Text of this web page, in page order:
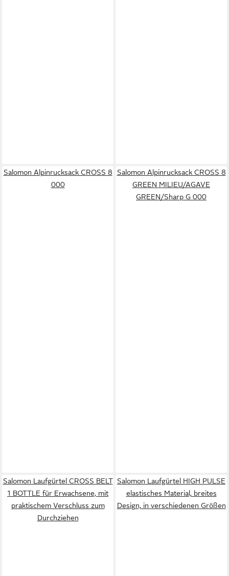
Salomon Alpinrucksack CROSS 8
000
Salomon Alpinrucksack CROSS 8
GREEN MILIEU/AGAVE
GREEN/Sharp G 000
Salomon Laufgürtel CROSS BELT
1 BOTTLE für Erwachsene, mit
praktischem Verschluss zum
Durchziehen
Salomon Laufgürtel HIGH PULSE
elastisches Material, breites
Design, in verschiedenen Größen